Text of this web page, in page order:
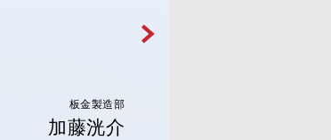
板金製造部
加藤洸介